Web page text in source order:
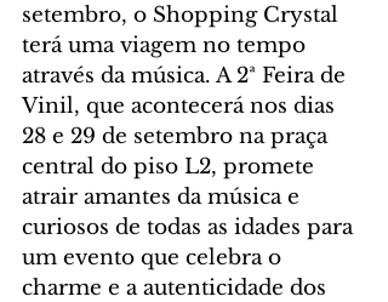
setembro, o Shopping Crystal
terá uma viagem no tempo
através da música. A 2ª Feira de
Vinil, que acontecerá nos dias
28 e 29 de setembro na praça
central do piso L2, promete
atrair amantes da música e
curiosos de todas as idades para
um evento que celebra o
charme e a autenticidade dos